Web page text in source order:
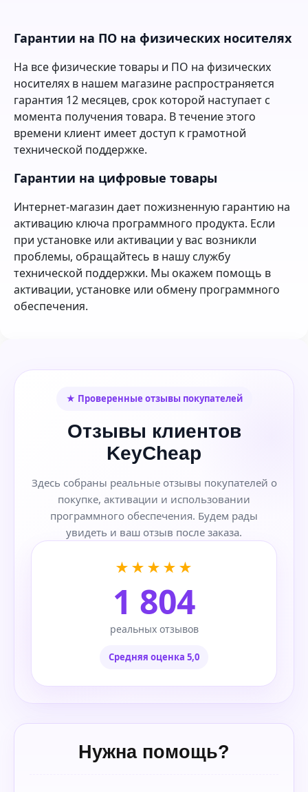
Гарантии на ПО на физических носителях
На все физические товары и ПО на физических
носителях в нашем магазине распространяется
гарантия 12 месяцев, срок которой наступает с
момента получения товара. В течение этого
времени клиент имеет доступ к грамотной
технической поддержке.
Гарантии на цифровые товары
Интернет-магазин дает пожизненную гарантию на
активацию ключа программного продукта. Если
при установке или активации у вас возникли
проблемы, обращайтесь в нашу службу
технической поддержки. Мы окажем помощь в
активации, установке или обмену программного
обеспечения.
★ Проверенные отзывы покупателей
Отзывы клиентов
KeyCheap
Здесь собраны реальные отзывы покупателей о
покупке, активации и использовании
программного обеспечения. Будем рады
увидеть и ваш отзыв после заказа.
★★★★★
1 804
реальных отзывов
Средняя оценка 5,0
Нужна помощь?